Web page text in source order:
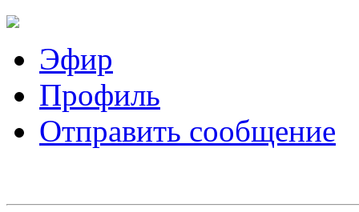
Эфир
Профиль
Отправить сообщение